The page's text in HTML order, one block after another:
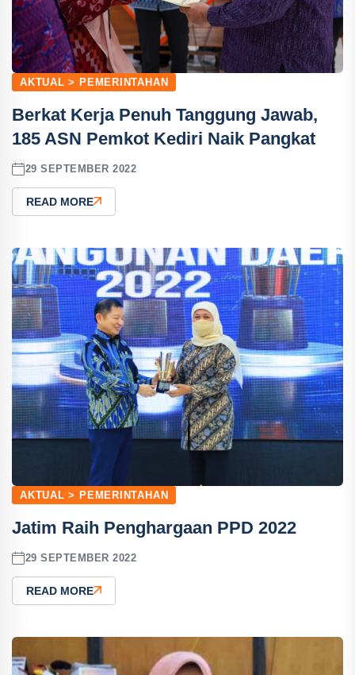
AKTUAL > PEMERINTAHAN
Berkat Kerja Penuh Tanggung Jawab,
185 ASN Pemkot Kediri Naik Pangkat
29 SEPTEMBER 2022
READ MORE
AKTUAL > PEMERINTAHAN
Jatim Raih Penghargaan PPD 2022
29 SEPTEMBER 2022
READ MORE